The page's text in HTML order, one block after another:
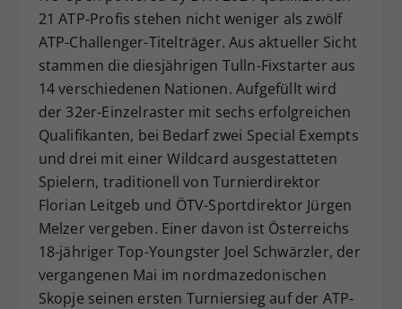
21 ATP-Profis stehen nicht weniger als zwölf
ATP-Challenger-Titelträger. Aus aktueller Sicht
stammen die diesjährigen Tulln-Fixstarter aus
14 verschiedenen Nationen. Aufgefüllt wird
der 32er-Einzelraster mit sechs erfolgreichen
Qualifikanten, bei Bedarf zwei Special Exempts
und drei mit einer Wildcard ausgestatteten
Spielern, traditionell von Turnierdirektor
Florian Leitgeb und ÖTV-Sportdirektor Jürgen
Melzer vergeben. Einer davon ist Österreichs
18-jähriger Top-Youngster Joel Schwärzler, der
vergangenen Mai im nordmazedonischen
Skopje seinen ersten Turniersieg auf der ATP-
Zweck
Dieser Wert speichert Ihre Consent-
Einstellungen. Unter anderem eine
zufällig generierte ID, für die
historische Speicherung Ihrer
vorgenommen Einstellungen, falls der
Webseiten-Betreiber dies eingestellt
hat.